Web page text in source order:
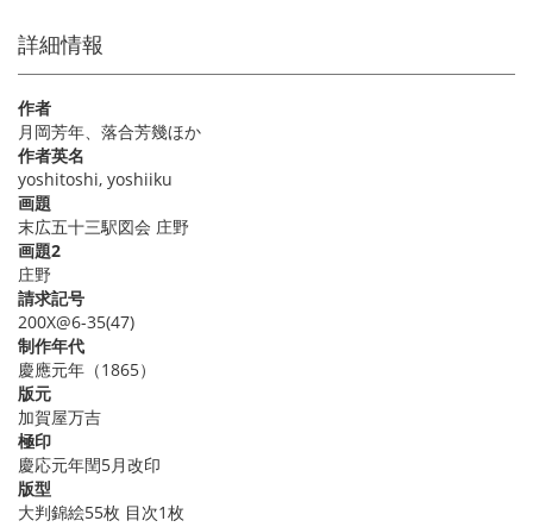
詳細情報
作者
月岡芳年、落合芳幾ほか
作者英名
yoshitoshi, yoshiiku
画題
末広五十三駅図会 庄野
画題2
庄野
請求記号
200X@6-35(47)
制作年代
慶應元年（1865）
版元
加賀屋万吉
極印
慶応元年閏5月改印
版型
大判錦絵55枚 目次1枚